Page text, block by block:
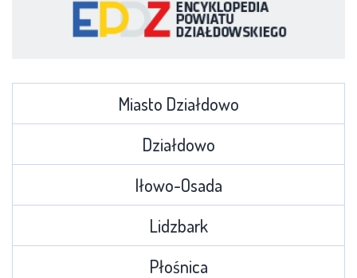
Miasto Działdowo
Działdowo
Iłowo-Osada
Lidzbark
Płośnica